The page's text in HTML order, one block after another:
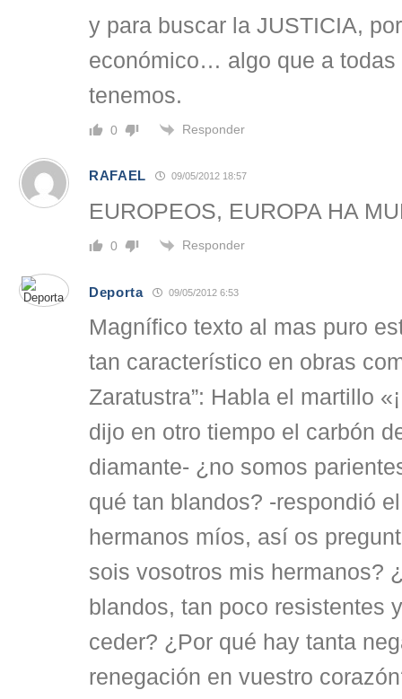
y para buscar la JUSTICIA,
económico… algo que a todas
tenemos.
0 Responder
RAFAEL 09/05/2012 18:57
EUROPEOS, EUROPA HA
0 Responder
Deporta 09/05/2012 6:53
Magnífico texto al mas puro
tan característico en obras
Zaratustra”: Habla el martillo
dijo en otro tiempo el carbón
diamante- ¿no somos
qué tan blandos? -respondió
hermanos míos, así os
sois vosotros mis hermanos?
blandos, tan poco resistentes
ceder? ¿Por qué hay tanta
renegación en vuestro